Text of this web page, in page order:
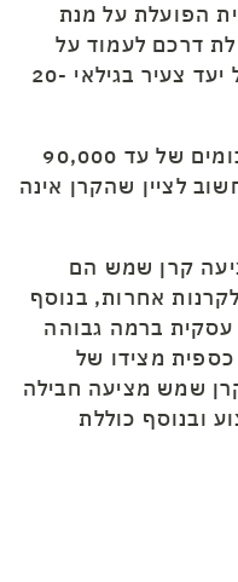
הפועלת על מנת
דרכם לעמוד על
הרגליים. הקרן מיועדת אל קהל יעד צעיר בגילאי 20-
ההלוואות שעשויות להגיע לסכומים של עד 90,000
לציין שהקרן אינה
קרן שמש הם
אחרות, בנוסף
עסקית ברמה גבוהה
מצידו של
שמש מציעה חבילה
ובנוסף כוללת